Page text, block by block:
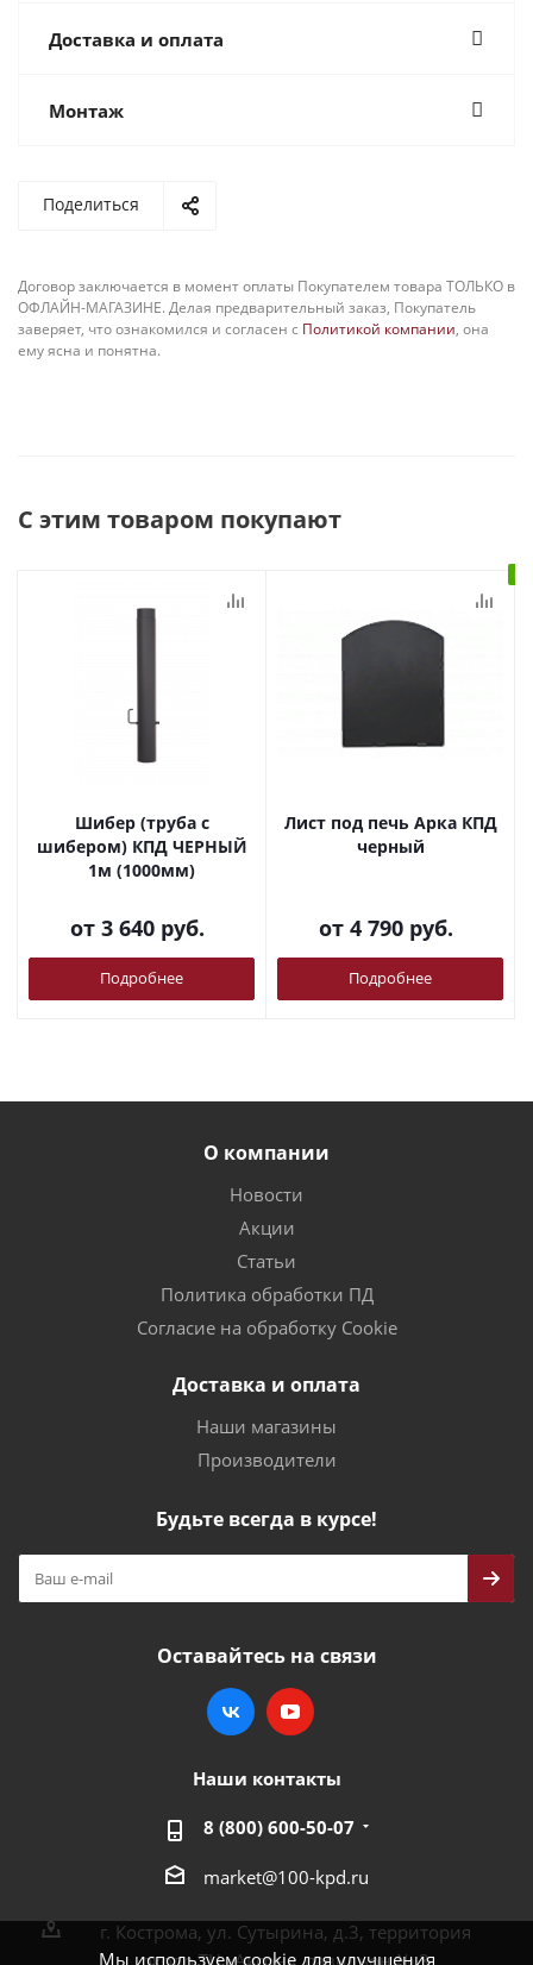
Мы используем cookie для улучшения
Доставка и оплата
Монтаж
Поделиться
Договор заключается в момент оплаты Покупателем товара ТОЛЬКО в
ОФЛАЙН-МАГАЗИНЕ. Делая предварительный заказ, Покупатель
заверяет, что ознакомился и согласен с Политикой компании, она
ему ясна и понятна.
С этим товаром покупают
Шибер (труба с
шибером) КПД ЧЕРНЫЙ
1м (1000мм)
от 3 640 руб.
Подробнее
Лист под печь Арка КПД
черный
от 4 790 руб.
Подробнее
В
О компании
Новости
Акции
Статьи
Политика обработки ПД
Согласие на обработку Cookie
Доставка и оплата
Наши магазины
Производители
Будьте всегда в курсе!
Оставайтесь на связи
Наши контакты
8 (800) 600-50-07
market@100-kpd.ru
г. Кострома, ул. Сутырина, д.3, территория
около ТЦ «Аксон», павильон № 3